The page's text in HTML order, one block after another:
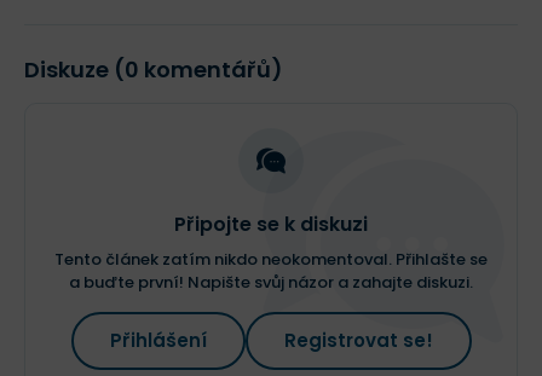
Diskuze (0 komentářů)
Připojte se k diskuzi
Tento článek zatím nikdo neokomentoval. Přihlašte se
a buďte první! Napište svůj názor a zahajte diskuzi.
Přihlášení Registrovat se!